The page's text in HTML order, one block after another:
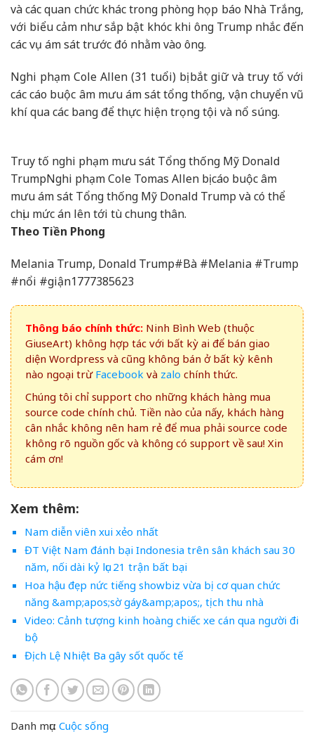
và các quan chức khác trong phòng họp báo Nhà Trắng,
với biểu cảm như sắp bật khóc khi ông Trump nhắc đến
các vụ ám sát trước đó nhằm vào ông.
Nghi phạm Cole Allen (31 tuổi) bị bắt giữ và truy tố với
các cáo buộc âm mưu ám sát tổng thống, vận chuyển vũ
khí qua các bang để thực hiện trọng tội và nổ súng.
Truy tố nghi phạm mưu sát Tổng thống Mỹ Donald
TrumpNghi phạm Cole Tomas Allen bị cáo buộc âm
mưu ám sát Tổng thống Mỹ Donald Trump và có thể
chịu mức án lên tới tù chung thân.
Theo Tiền Phong
Melania Trump, Donald Trump#Bà #Melania #Trump
#nổi #giận1777385623
Thông báo chính thức: Ninh Bình Web (thuộc
GiuseArt) không hợp tác với bất kỳ ai để bán giao
diện Wordpress và cũng không bán ở bất kỳ kênh
nào ngoại trừ Facebook và zalo chính thức.
Chúng tôi chỉ support cho những khách hàng mua
source code chính chủ. Tiền nào của nấy, khách hàng
cân nhắc không nên ham rẻ để mua phải source code
không rõ nguồn gốc và không có support về sau! Xin
cám ơn!
Xem thêm:
Nam diễn viên xui xẻo nhất
ĐT Việt Nam đánh bại Indonesia trên sân khách sau 30
năm, nối dài kỷ lục 21 trận bất bại
Hoa hậu đẹp nức tiếng showbiz vừa bị cơ quan chức
năng &amp;apos;sờ gáy&amp;apos;, tịch thu nhà
Video: Cảnh tượng kinh hoàng chiếc xe cán qua người đi
bộ
Địch Lệ Nhiệt Ba gây sốt quốc tế
Danh mục: Cuộc sống